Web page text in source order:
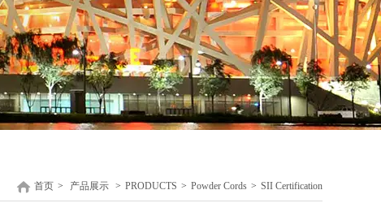
首页 > 产品展示 > PRODUCTS > Powder Cords > SII Certification